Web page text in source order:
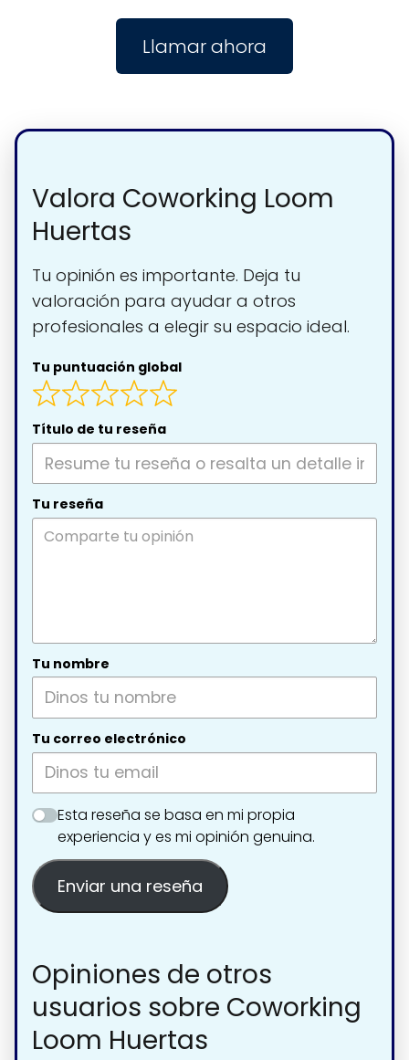
Llamar ahora
Valora Coworking Loom
Huertas
Tu opinión es importante. Deja tu
valoración para ayudar a otros
profesionales a elegir su espacio ideal.
Tu puntuación global
Título de tu reseña
Tu reseña
Tu nombre
Tu correo electrónico
Esta reseña se basa en mi propia
experiencia y es mi opinión genuina.
Enviar una reseña
Opiniones de otros
usuarios sobre Coworking
Loom Huertas